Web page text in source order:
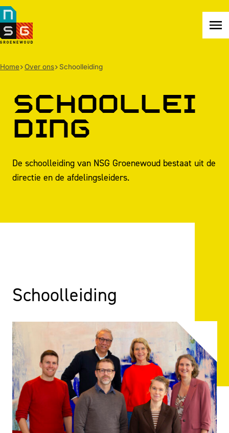
NSG
Groenewoud
Home Over ons Schoolleiding
Schoollei
ding
De schoolleiding van NSG Groenewoud bestaat uit de
directie en de afdelingsleiders.
Schoolleiding